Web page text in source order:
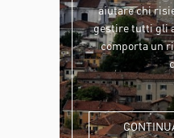
aiutare chi
gestire tutti gli
comporta un